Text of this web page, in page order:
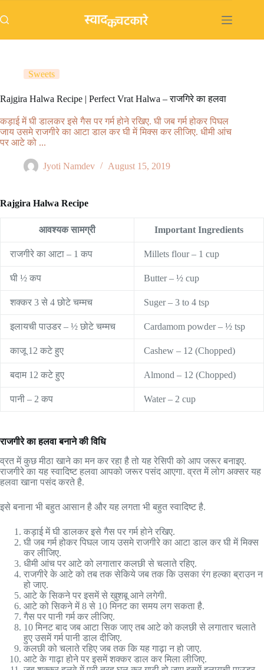
to
content
Sweets
Rajgira Halwa Recipe | Perfect Vrat Halwa – राजगिरे का हलवा
कड़ाई में घी डालकर इसे गैस पर गर्म होने रखिए. घी जब गर्म होकर पिघल
जाय उसमे राजगीरे का आटा डाल कर घी में मिक्स कर लीजिए. धीमी आंच
पर आटे को ...
Jyoti Namdev August 15, 2019
Rajgira Halwa Recipe
आवश्यक सामग्री Important Ingredients
राजगीरे का आटा – 1 कप Millets flour – 1 cup
घी ½ कप Butter – ½ cup
शक्कर 3 से 4 छोटे चम्मच Suger – 3 to 4 tsp
इलायची पाउडर – ½ छोटे चम्मच Cardamom powder – ½ tsp
काजू 12 कटे हुए Cashew – 12 (Chopped)
बदाम 12 कटे हुए Almond – 12 (Chopped)
पानी – 2 कप Water – 2 cup
राजगीरे का हलवा बनाने की विधि
व्रत में कुछ मीठा खाने का मन कर रहा है तो यह रेसिपी को आप जरूर बनाइए.
राजगीरे का यह स्वादिष्ट हलवा आपको जरूर पसंद आएगा. व्रत में लोग अक्सर यह
हलवा खाना पसंद करते है.
इसे बनाना भी बहुत आसान है और यह लगता भी बहुत स्वादिष्ट है.
कड़ाई में घी डालकर इसे गैस पर गर्म होने रखिए.
घी जब गर्म होकर पिघल जाय उसमे राजगीरे का आटा डाल कर घी में मिक्स
कर लीजिए.
धीमी आंच पर आटे को लगातार कलछी से चलाते रहिए.
राजगीरे के आटे को तब तक सेकिये जब तक कि उसका रंग हल्का ब्राउन न
हो जाए.
आटे के सिकने पर इसमें से खुशबू आने लगेगी.
आटे को सिकने में 8 से 10 मिनट का समय लग सकता है.
गैस पर पानी गर्म कर लीजिए.
10 मिनट बाद जब आटा सिक जाए तब आटे को कलछी से लगातार चलाते
हुए उसमें गर्म पानी डाल दीजिए.
कलछी को चलाते रहिए जब तक कि यह गाढ़ा न हो जाए.
आटे के गाढ़ा होने पर इसमें शक्कर डाल कर मिला लीजिए.